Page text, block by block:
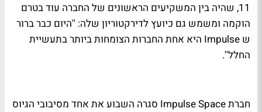
11, שהיה בין המשקיעים הראשונים של החברה עוד בטרם
הוקמה ומשמש גם כיועץ לדירקטוריון שלה: ''היום כבר ברור
ש Impulse היא אחת החברות הצומחות ביותר בתעשיית
החלל''.
חברת Impulse Space סגרה השבוע את אחד מסיבובי הגיוס